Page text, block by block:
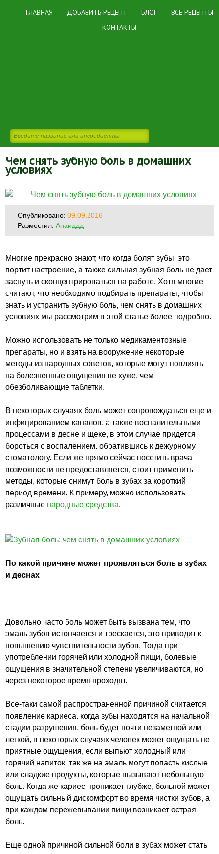
ГЛАВНАЯ ДОБАВИТЬ РЕЦЕПТ БЛОГ
ВСЕ РЕЦЕПТЫ
КОНТАКТЫ
Чем снять зубную боль в домашних
условиях
Опубликовано:09.09.2016
Разместил:Анаиддд
Многие прекрасно знают, что когда болят зубы, это
портит настроение, а также сильная зубная боль не дает
заснуть и сконцентрироваться на работе. Хотя многие
считают, что необходимо подбирать препараты, чтобы
знать и устранить зубную боль, чем снять в домашних
условиях мы рассмотрим в этой статье более подробно.
Можно использовать не только медикаментозные
препараты, но и взять на вооружение некоторые
методы из народных советов, которые могут повлиять
на болезненные ощущения не хуже, чем
обезболивающие таблетки.
В некоторых случаях боль может сопровождаться еще и
инфицированием каналов, а также воспалительными
процессами в десне и щеке, в этом случае придется
бороться с воспалением, обратившись к дежурному
стоматологу. Если же прямо сейчас посетить врача
возможности не предоставляется, стоит применить
методы, которые снимут боль в зубах за короткий
период времени. К примеру, можно использовать
различные народные средства.
По какой причине может проявляться боль в зубах
и деснах
Довольно часто боль может быть вызвана тем, что
эмаль зубов истончается и трескается, это приводит к
повышению чувствительности зубов. Тогда при
употреблении горячей или холодной пищи, болевые
ощущения в значительной степени увеличиваются, но
через некоторое время проходят.
Все-таки самой распространенной причиной считается
появление кариеса, когда зубы находятся на начальной
стадии разрушения, боль будет почти незаметной или
легкой, в некоторых случаях человек может ощущать не
приятные ощущения, если выпьют холодный или
горячий напиток, так же на эмаль могут попасть кислые
или сладкие продукты, которые вызывают небольшую
боль. Когда же кариес проникает глубже, больной может
ощущать сильный дискомфорт во время чистки зубов, а
при каждом пережевывании пищи возникает острая
боль.
Еще одной причиной сильной боли в зубах может стать